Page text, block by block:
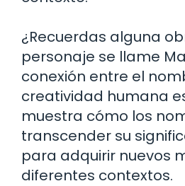
¿Recuerdas alguna
personaje se llame
conexión entre el
creatividad humana
muestra cómo los
transcender su
para adquirir nuevos
diferentes contextos.